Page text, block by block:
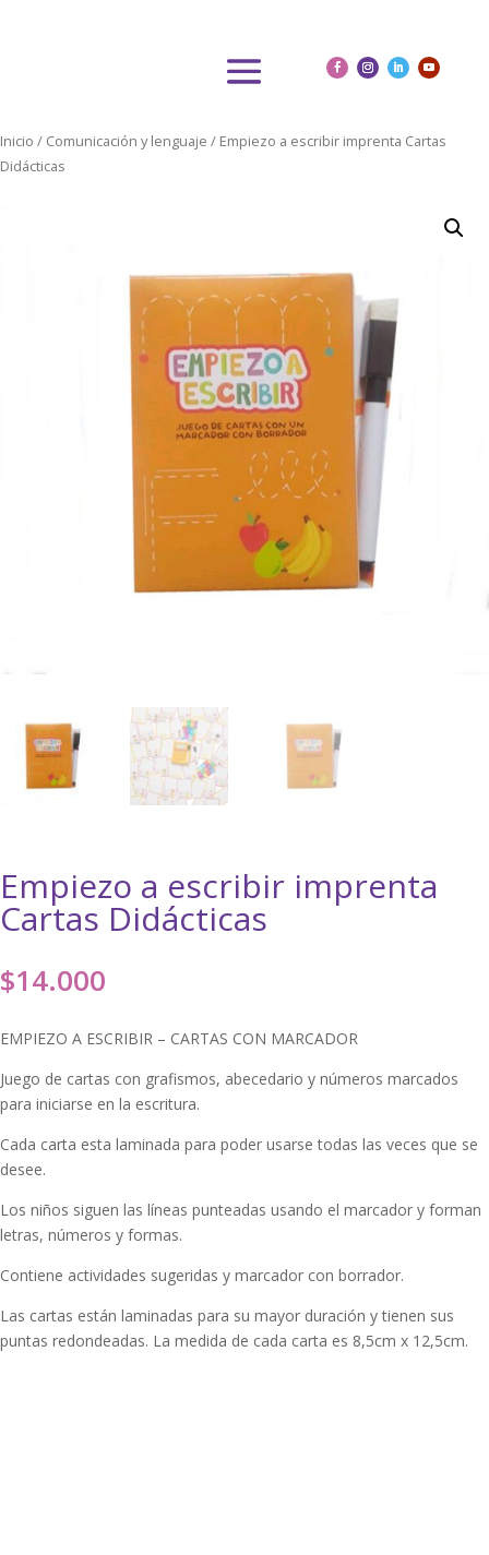
Inicio / Comunicación y lenguaje / Empiezo a escribir imprenta Cartas
Didácticas
Empiezo a escribir imprenta
Cartas Didácticas
$14.000
EMPIEZO A ESCRIBIR – CARTAS CON MARCADOR
Juego de cartas con grafismos, abecedario y números marcados
para iniciarse en la escritura.
Cada carta esta laminada para poder usarse todas las veces que se
desee.
Los niños siguen las líneas punteadas usando el marcador y forman
letras, números y formas.
Contiene actividades sugeridas y marcador con borrador.
Las cartas están laminadas para su mayor duración y tienen sus
puntas redondeadas. La medida de cada carta es 8,5cm x 12,5cm.